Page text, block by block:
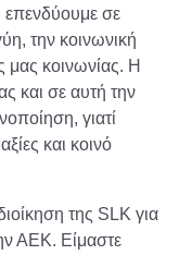
σε
την κοινωνική
μας κοινωνίας. Η
και σε αυτή την
γιατί
και κοινό
της SLK για
ΑΕΚ. Είμαστε